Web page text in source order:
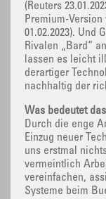
(Reuters
Premium-
01.02.2023). Und
Rivalen „Bard“
lassen es leicht
derartiger
nachhaltig der
Was bedeutet
Durch die enge
Einzug neuer
uns erstmal
vermeintlich
vereinfachen,
Systeme beim